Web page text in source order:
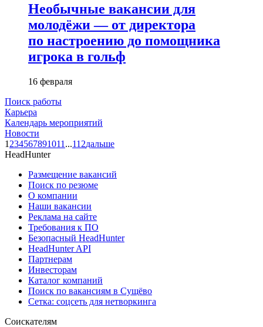
Необычные вакансии для
молодёжи — от директора
по настроению до помощника
игрока в гольф
16 февраля
Поиск работы
Карьера
Календарь мероприятий
Новости
1 234567891011 ...112дальше
HeadHunter
Размещение вакансий
Поиск по резюме
О компании
Наши вакансии
Реклама на сайте
Требования к ПО
Безопасный HeadHunter
HeadHunter API
Партнерам
Инвесторам
Каталог компаний
Поиск по вакансиям в Сущёво
Сетка: соцсеть для нетворкинга
Соискателям